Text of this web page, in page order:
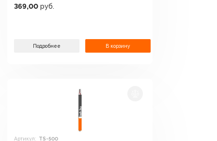
369,00 руб.
Подробнее В корзину
Артикул: TS-500